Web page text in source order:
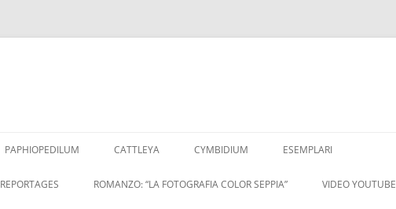
al
PAPHIOPEDILUM CATTLEYA CYMBIDIUM ESEMPLARI
REPORTAGES ROMANZO: “LA FOTOGRAFIA COLOR SEPPIA” VIDEO YOUTUBE